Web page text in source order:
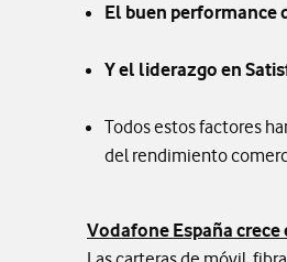
El buen performance
Y el liderazgo en
Todos estos factores
del rendimiento
Vodafone España